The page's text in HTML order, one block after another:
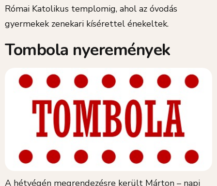
Római Katolikus templomig, ahol az óvodás
gyermekek zenekari kísérettel énekeltek.
Tombola nyeremények
A hétvégén megrendezésre került Márton – napi